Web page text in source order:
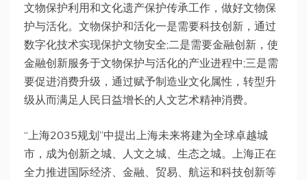
文物保护利用和文化遗产保护传承工作，做好文物保
护与活化。文物保护和活化一是需要科技创新，通过
数字化技术实现保护文物安全;二是需要金融创新，使
金融创新服务于文物保护与活化的产业进程中;三是需
要促进消费升级，通过赋予制造业文化属性，转型升
级从而满足人民日益增长的人文艺术精神消费。
“上海2035规划”中提出上海未来将建为全球卓越城
市，成为创新之城、人文之城、生态之城。上海正在
全力推进国际经济、金融、贸易、航运和科技创新等